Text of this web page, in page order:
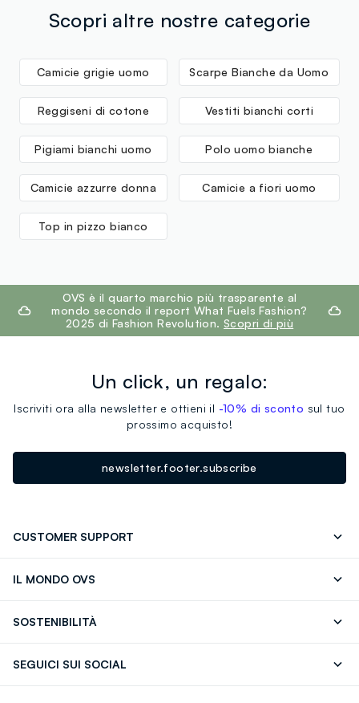
Scopri altre nostre categorie
Camicie grigie uomo Scarpe Bianche da Uomo
Reggiseni di cotone Vestiti bianchi corti
Pigiami bianchi uomo Polo uomo bianche
Camicie azzurre donna Camicie a fiori uomo
Top in pizzo bianco
footer.ariatitleOVS è il quarto marchio più trasparente al
mondo secondo il report What Fuels Fashion?
2025 di Fashion Revolution. Scopri di più
Un click, un regalo:
Iscriviti ora alla newsletter e ottieni il -10% di sconto sul tuo
prossimo acquisto!
newsletter.footer.subscribe
CUSTOMER SUPPORT
IL MONDO OVS
Giftcard
SOSTENIBILITÀ
SEGUICI SUI SOCIAL